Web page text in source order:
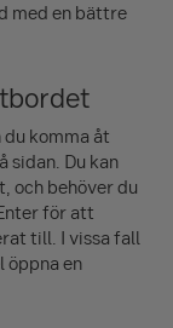
med en bättre
komma åt
sidan. Du kan
och behöver du
för att
till. I vissa fall
öppna en